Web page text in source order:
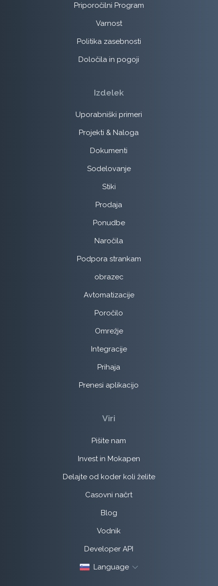
Priporočilni Program
Varnost
Politika zasebnosti
Določila in pogoji
Izdelek
Uporabniški primeri
Projekti & Naloga
Dokumenti
Sodelovanje
Stiki
Prodaja
Ponudbe
Naročila
Podpora strankam
obrazec
Avtomatizacije
Poročilo
Omrežje
Integracije
Prihaja
Prenesi aplikacijo
Viri
Pišite nam
Invest in Mokapen
Delajte od koder koli želite
Casovni načrt
Blog
Vodnik
Developer API
Language